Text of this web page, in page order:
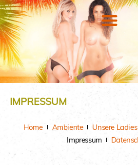
IMPRESSUM
Home Ambiente Unsere Ladies
Impressum